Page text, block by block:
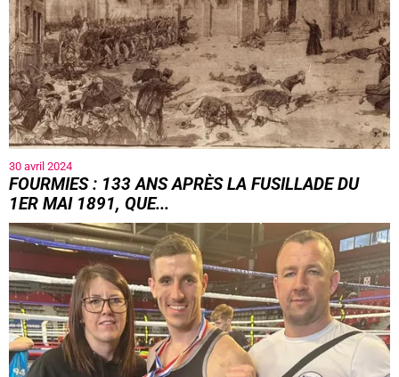
30 avril 2024
FOURMIES : 133 ANS APRÈS LA FUSILLADE DU
1ER MAI 1891, QUE...